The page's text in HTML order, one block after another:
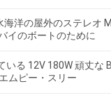
洋の屋外のステレオ
イのボートのために
いる 12V 180W 頑丈
ムピー・スリー